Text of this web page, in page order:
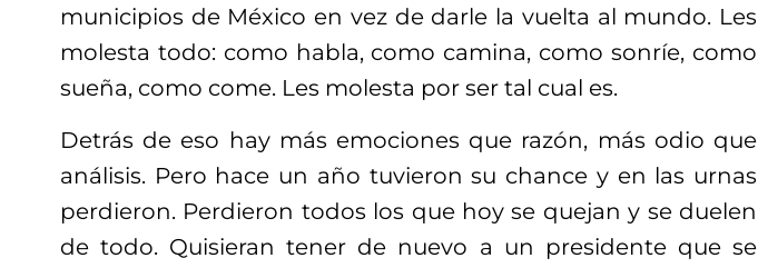
municipios de México en vez de darle la vuelta al mundo. Les
molesta todo: como habla, como camina, como sonríe, como
sueña, como come. Les molesta por ser tal cual es.
Detrás de eso hay más emociones que razón, más odio que
análisis. Pero hace un año tuvieron su chance y en las urnas
perdieron. Perdieron todos los que hoy se quejan y se duelen
de todo. Quisieran tener de nuevo a un presidente que se